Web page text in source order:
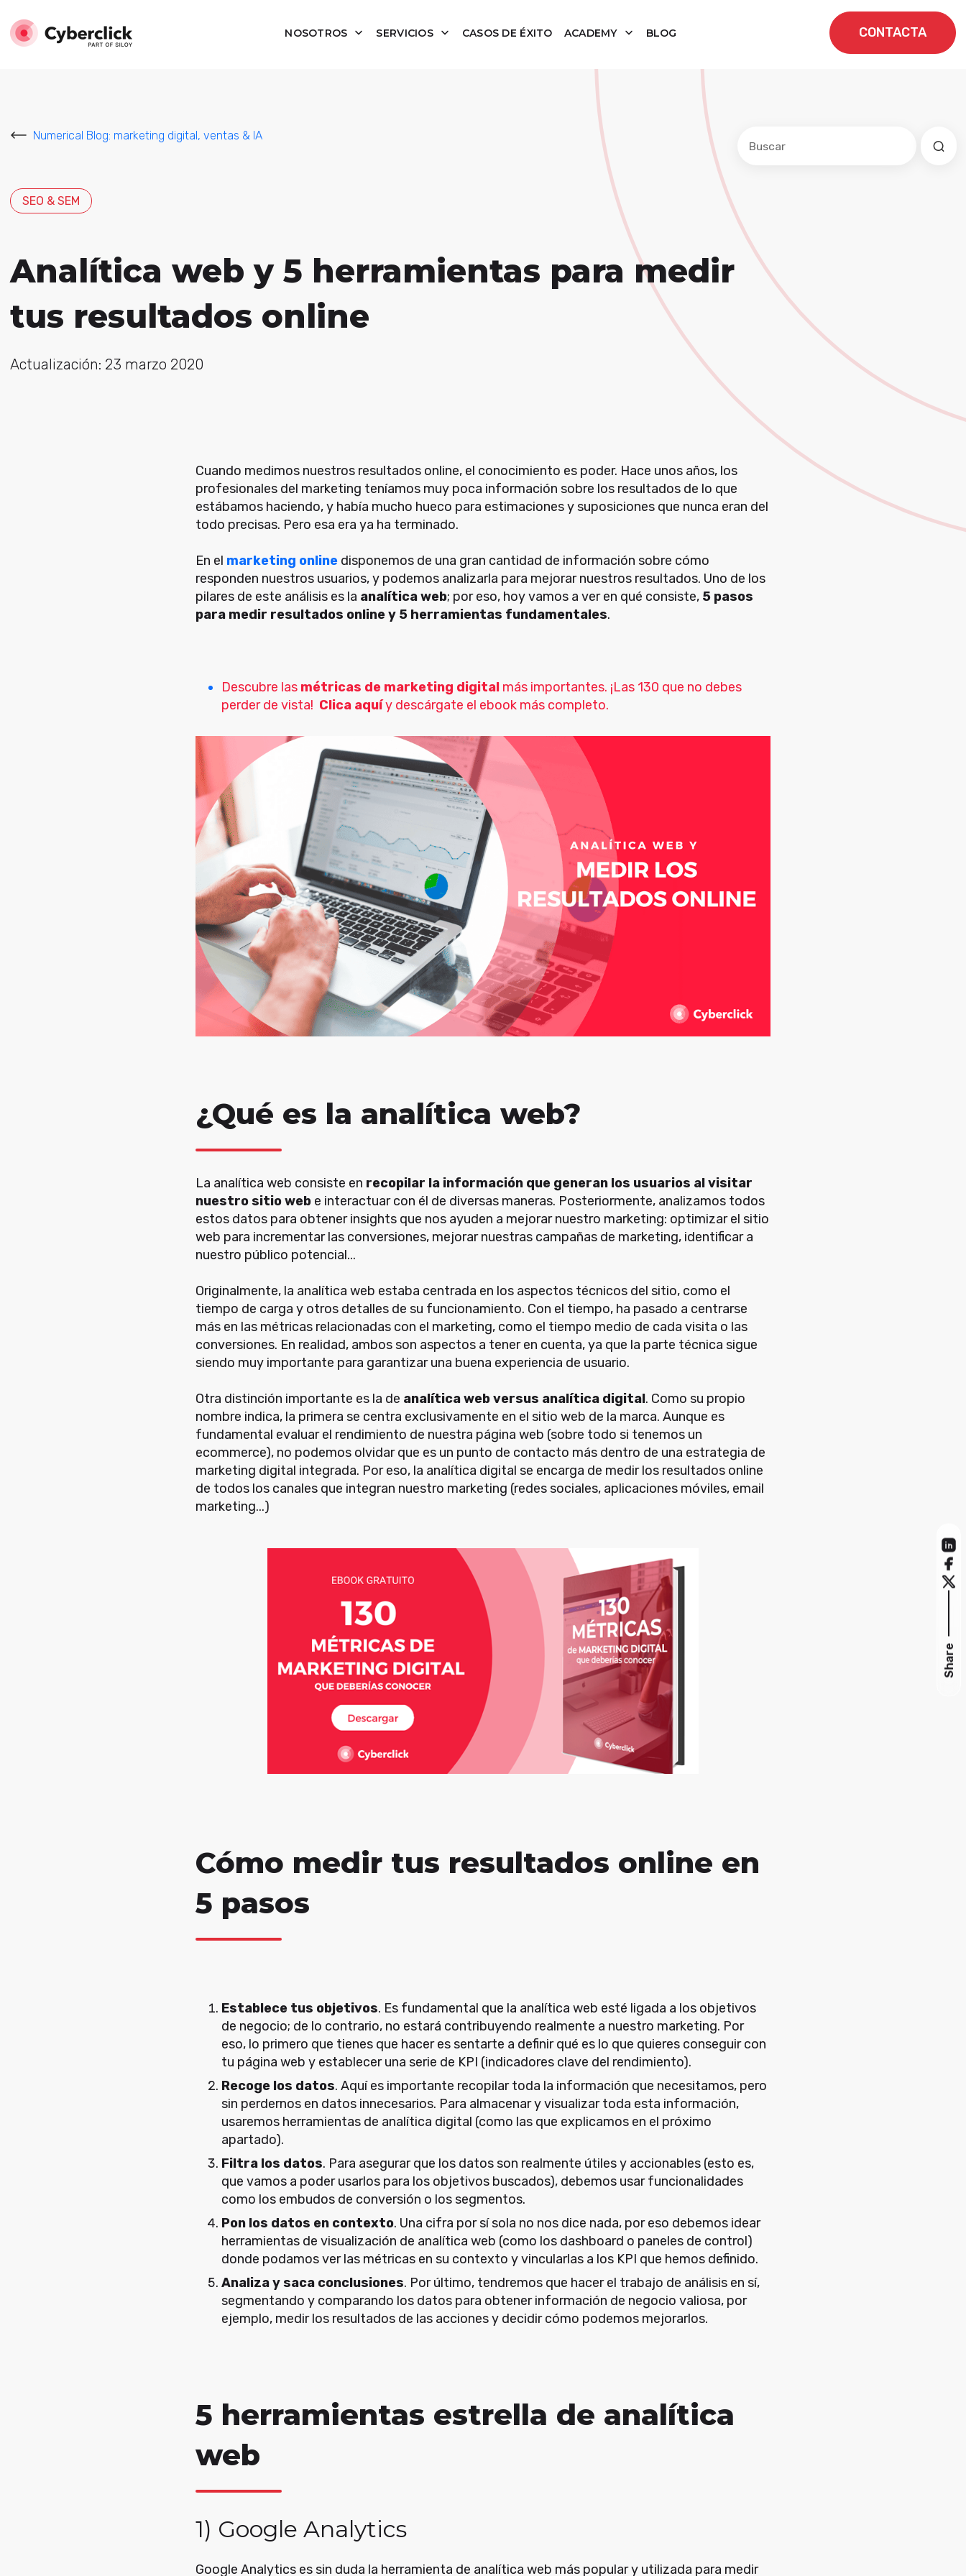
NOSOTROS SERVICIOS CASOS DE ÉXITO ACADEMY BLOG CONTACTA
Numerical Blog: marketing digital, ventas & IA
SEO & SEM
Analítica web y 5 herramientas para medir
tus resultados online
Actualización: 23 marzo 2020
Cuando medimos nuestros resultados online, el conocimiento es poder. Hace unos años, los
profesionales del marketing teníamos muy poca información sobre los resultados de lo que
estábamos haciendo, y había mucho hueco para estimaciones y suposiciones que nunca eran del
todo precisas. Pero esa era ya ha terminado.
En el marketing online disponemos de una gran cantidad de información sobre cómo
responden nuestros usuarios, y podemos analizarla para mejorar nuestros resultados. Uno de los
pilares de este análisis es la analítica web; por eso, hoy vamos a ver en qué consiste, 5 pasos
para medir resultados online y 5 herramientas fundamentales.
Descubre las métricas de marketing digital más importantes. ¡Las 130 que no debes
perder de vista! Clica aquíy descárgate el ebook más completo.
¿Qué es la analítica web?
La analítica web consiste en recopilar la información que generan los usuarios al visitar
nuestro sitio web e interactuar con él de diversas maneras. Posteriormente, analizamos todos
estos datos para obtener insights que nos ayuden a mejorar nuestro marketing: optimizar el sitio
web para incrementar las conversiones, mejorar nuestras campañas de marketing, identificar a
nuestro público potencial...
Originalmente, la analítica web estaba centrada en los aspectos técnicos del sitio, como el
tiempo de carga y otros detalles de su funcionamiento. Con el tiempo, ha pasado a centrarse
más en las métricas relacionadas con el marketing, como el tiempo medio de cada visita o las
conversiones. En realidad, ambos son aspectos a tener en cuenta, ya que la parte técnica sigue
siendo muy importante para garantizar una buena experiencia de usuario.
Otra distinción importante es la de analítica web versus analítica digital. Como su propio
nombre indica, la primera se centra exclusivamente en el sitio web de la marca. Aunque es
fundamental evaluar el rendimiento de nuestra página web (sobre todo si tenemos un
ecommerce), no podemos olvidar que es un punto de contacto más dentro de una estrategia de
marketing digital integrada. Por eso, la analítica digital se encarga de medir los resultados online
de todos los canales que integran nuestro marketing (redes sociales, aplicaciones móviles, email
marketing...)
Cómo medir tus resultados online en
5 pasos
Establece tus objetivos. Es fundamental que la analítica web esté ligada a los objetivos
de negocio; de lo contrario, no estará contribuyendo realmente a nuestro marketing. Por
eso, lo primero que tienes que hacer es sentarte a definir qué es lo que quieres conseguir con
tu página web y establecer una serie de KPI (indicadores clave del rendimiento).
Recoge los datos. Aquí es importante recopilar toda la información que necesitamos, pero
sin perdernos en datos innecesarios. Para almacenar y visualizar toda esta información,
usaremos herramientas de analítica digital (como las que explicamos en el próximo
apartado).
Filtra los datos. Para asegurar que los datos son realmente útiles y accionables (esto es,
que vamos a poder usarlos para los objetivos buscados), debemos usar funcionalidades
como los embudos de conversión o los segmentos.
Pon los datos en contexto. Una cifra por sí sola no nos dice nada, por eso debemos idear
herramientas de visualización de analítica web (como los dashboard o paneles de control)
donde podamos ver las métricas en su contexto y vincularlas a los KPI que hemos definido.
Analiza y saca conclusiones. Por último, tendremos que hacer el trabajo de análisis en sí,
segmentando y comparando los datos para obtener información de negocio valiosa, por
ejemplo, medir los resultados de las acciones y decidir cómo podemos mejorarlos.
5 herramientas estrella de analítica
web
1) Google Analytics
Google Analytics es sin duda la herramienta de analítica web más popular y utilizada para medir
Share